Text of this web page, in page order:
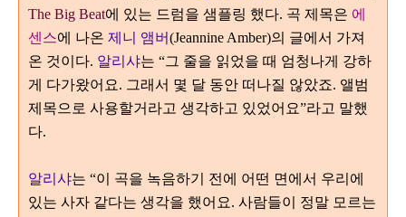
The Big Beat에 있는 드럼을 샘플링 했다. 곡 제목은 에
센스에 나온 제니 앰버(Jeannine Amber)의 글에서 가져
온 것이다. 알리샤는 “그 줄을 읽었을 때 엄청나게 강하
게 다가왔어요. 그래서 몇 달 동안 떠나질 않았죠. 앨범
제목으로 사용할거라고 생각하고 있었어요”라고 말했
다.
알리샤는 “이 곡을 녹음하기 전에 어떤 면에서 우리에
있는 사자 같다는 생각을 했어요. 사람들이 정말 모르는